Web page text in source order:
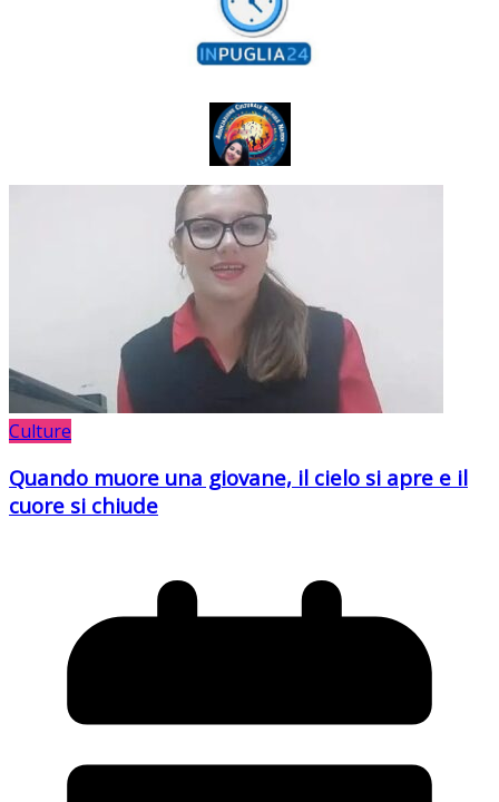
Culture
Quando muore una giovane, il cielo si apre e il
cuore si chiude